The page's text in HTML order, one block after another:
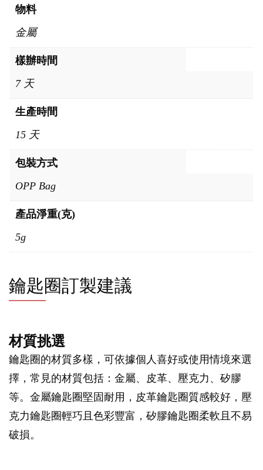
物料
金屬
樣辦時間
7 天
生產時間
15 天
包裝方式
OPP Bag
產品淨重(克)
5g
鑰匙圈訂製建議
材質挑選
鑰匙圈的材質多樣，可依據個人喜好或使用情境來選
擇，常見的材質包括：金屬、皮革、壓克力、矽膠
等。金屬鑰匙圈堅固耐用，皮革鑰匙圈質感較好，壓
克力鑰匙圈輕巧且色彩豐富，矽膠鑰匙圈柔軟且不易
破損。